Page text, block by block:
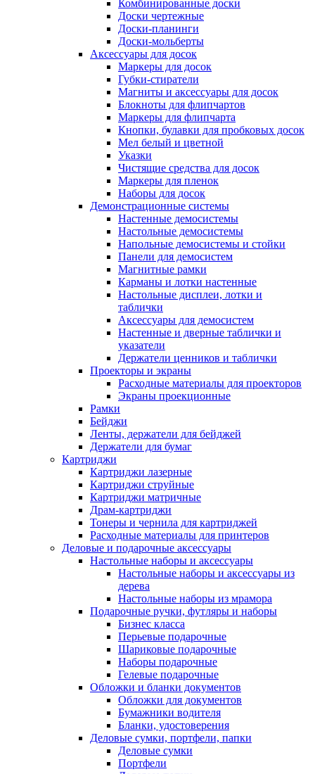
Комбинированные доски
Доски чертежные
Доски-планинги
Доски-мольберты
Аксессуары для досок
Маркеры для досок
Губки-стиратели
Магниты и аксессуары для досок
Блокноты для флипчартов
Маркеры для флипчарта
Кнопки, булавки для пробковых досок
Мел белый и цветной
Указки
Чистящие средства для досок
Маркеры для пленок
Наборы для досок
Демонстрационные системы
Настенные демосистемы
Настольные демосистемы
Напольные демосистемы и стойки
Панели для демосистем
Магнитные рамки
Карманы и лотки настенные
Настольные дисплеи, лотки и
таблички
Аксессуары для демосистем
Настенные и дверные таблички и
указатели
Держатели ценников и таблички
Проекторы и экраны
Расходные материалы для проекторов
Экраны проекционные
Рамки
Бейджи
Ленты, держатели для бейджей
Держатели для бумаг
Картриджи
Картриджи лазерные
Картриджи струйные
Картриджи матричные
Драм-картриджи
Тонеры и чернила для картриджей
Расходные материалы для принтеров
Деловые и подарочные аксессуары
Настольные наборы и аксессуары
Настольные наборы и аксессуары из
дерева
Настольные наборы из мрамора
Подарочные ручки, футляры и наборы
Бизнес класса
Перьевые подарочные
Шариковые подарочные
Наборы подарочные
Гелевые подарочные
Обложки и бланки документов
Обложки для документов
Бумажники водителя
Бланки, удостоверения
Деловые сумки, портфели, папки
Деловые сумки
Портфели